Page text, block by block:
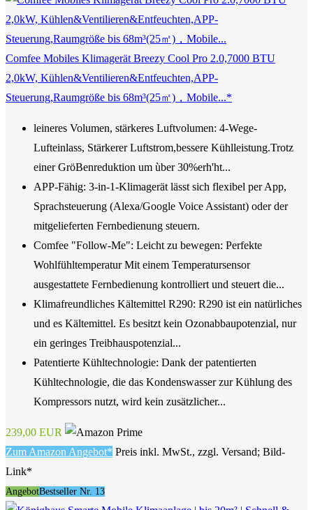
Comfee Mobiles Klimagerät Breezy Cool Pro 2.0,7000 BTU
2,0kW, Kühlen&Ventilieren&Entfeuchten,APP-
Steuerung,Raumgröße bis 68m³(25㎡)，Mobile...*
leineres Volumen, stärkeres Luftvolumen: 4-Wege-
Lufteinlass, Stärkerer Luftstrom,bessere Kühlleistung.Trotz
einer GröBenreduktion um ùber 30%erh'ht...
APP-Fähig: 3-in-1-Klimagerät lässt sich flexibel per App,
Sprachsteuerung (Alexa/Google Voice Assistant) oder der
mitgelieferten Fernbedienung steuern.
Comfee "Follow-Me": Leicht zu bewegen: Perfekte
Wohlfühltemperatur Mit einem Temperatursensor
ausgestattete Fernbedienung kontrolliert und steuert die...
Klimafreundliches Kältemittel R290: R290 ist ein natürliches
und es Kältemittel. Es besitzt kein Ozonabbaupotenzial, nur
ein geringes Treibhauspotenzial...
Patentierte Kühltechnologie: Dank der patentierten
Kühltechnologie, die das Kondenswasser zur Kühlung des
Kompressors nutzt, wird kein zusätzlicher...
239,00 EUR
Zum Amazon Angebot* Preis inkl. MwSt., zzgl. Versand; Bild-
Link*
AngebotBestseller Nr. 13